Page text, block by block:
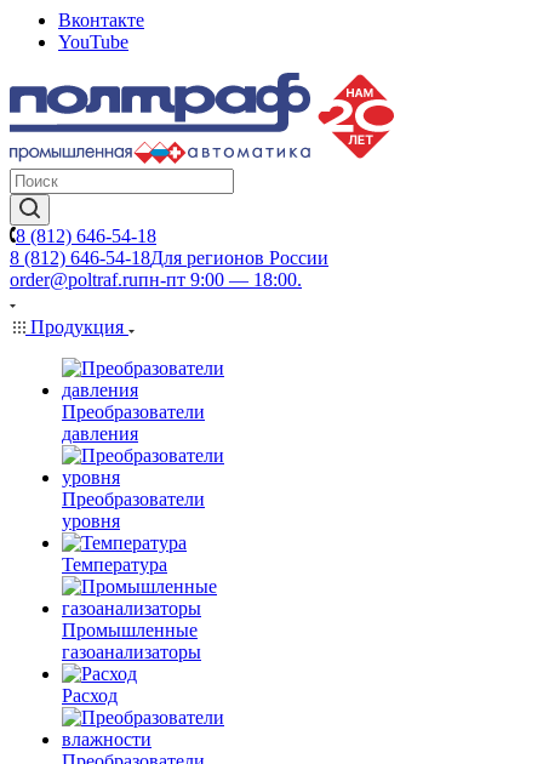
Вконтакте
YouTube
8 (812) 646-54-18
8 (812) 646-54-18Для регионов России
order@poltraf.ruпн-пт 9:00 — 18:00.
Продукция
Преобразователи
давления
Преобразователи
уровня
Температура
Промышленные
газоанализаторы
Расход